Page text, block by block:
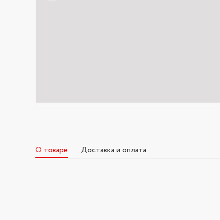
О товаре Доставка и оплата